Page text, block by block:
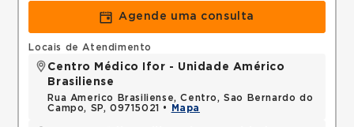
Agende uma consulta
Locais de Atendimento
Centro Médico Ifor - Unidade Américo
Brasiliense
Rua Americo Brasiliense, Centro, Sao Bernardo do
Campo, SP, 09715021 •
Mapa